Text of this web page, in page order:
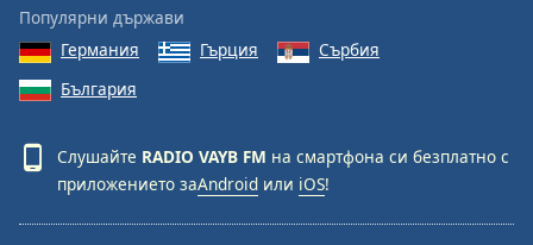
dialog
window.
Популярни държави
Германия
Гърция
Сърбия
България
Слушайте RADIO VAYB FM на смартфона си безплатно с
приложението заAndroid или iOS!